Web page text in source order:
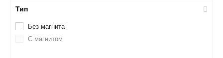
Тип
Без магнита
С магнитом